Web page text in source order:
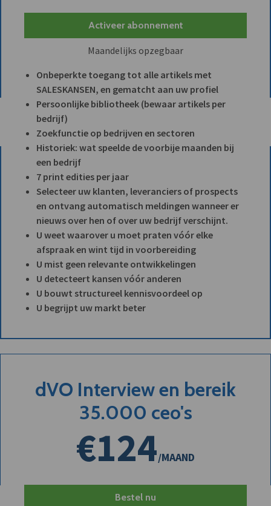
Activeer abonnement
Maandelijks opzegbaar
Onbeperkte toegang tot alle artikels met
SALESKANSEN, en gematcht aan uw profiel
Persoonlijke bibliotheek (bewaar artikels per
bedrijf)
Zoekfunctie op bedrijven en sectoren
Historiek: wat speelde de voorbije maanden bij
een bedrijf
7 print edities per jaar
Selecteer uw klanten, leveranciers of prospects
en ontvang automatisch meldingen wanneer er
nieuws over hen of over uw bedrijf verschijnt.
U weet waarover u moet praten vóór elke
afspraak en wint tijd in voorbereiding
U mist geen relevante ontwikkelingen
U detecteert kansen vóór anderen
U bouwt structureel kennisvoordeel op
U begrijpt uw markt beter
dVO Interview en bereik
35.000 ceo's
€124/MAAND
Bestel nu